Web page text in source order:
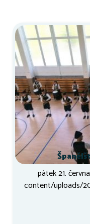
pátek 21.
content/uploads/